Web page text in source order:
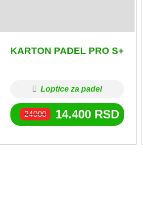
KARTON PADEL PRO S+
Loptice za padel
24000 14.400 RSD